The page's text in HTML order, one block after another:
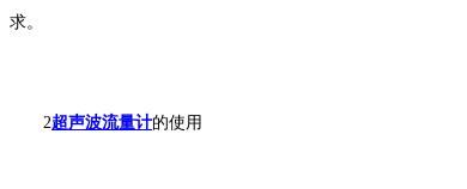
求。
2超声波流量计的使用